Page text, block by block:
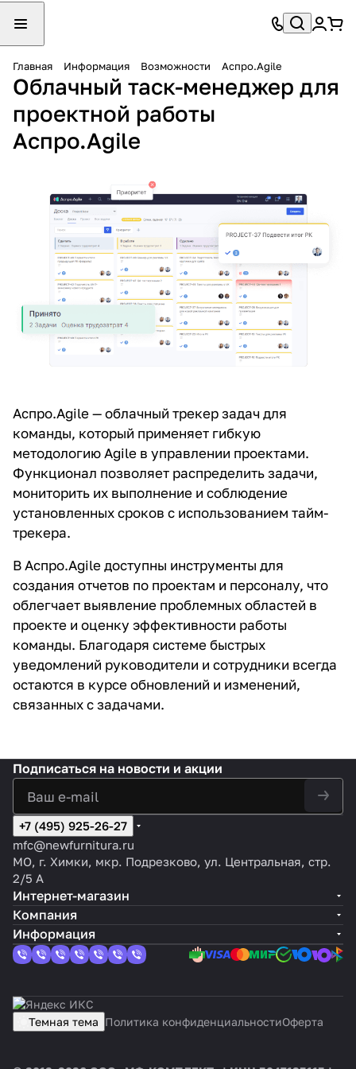
Главная Информация Возможности Аспро.Agile
Облачный таск-менеджер для
проектной работы
Аспро.Agile
Аспро.Agile — облачный трекер задач для
команды, который применяет гибкую
методологию Agile в управлении проектами.
Функционал позволяет распределить задачи,
мониторить их выполнение и соблюдение
установленных сроков с использованием тайм-
трекера.
В Аспро.Agile доступны инструменты для
создания отчетов по проектам и персоналу, что
облегчает выявление проблемных областей в
проекте и оценку эффективности работы
команды. Благодаря системе быстрых
уведомлений руководители и сотрудники всегда
остаются в курсе обновлений и изменений,
связанных с задачами.
Подписаться на новости и акции
+7 (495) 925-26-27
mfc@newfurnitura.ru
МО, г. Химки, мкр. Подрезково, ул. Центральная, стр.
2/5 А
Интернет-магазин
Компания
Информация
Темная тема Политика конфиденциальностиОферта